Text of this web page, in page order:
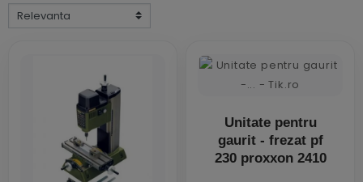
Unitate pentru
gaurit - frezat pf
230 proxxon 2410